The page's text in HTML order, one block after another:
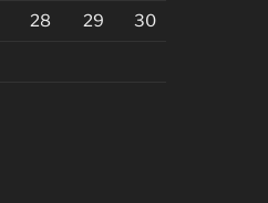
28 29 30